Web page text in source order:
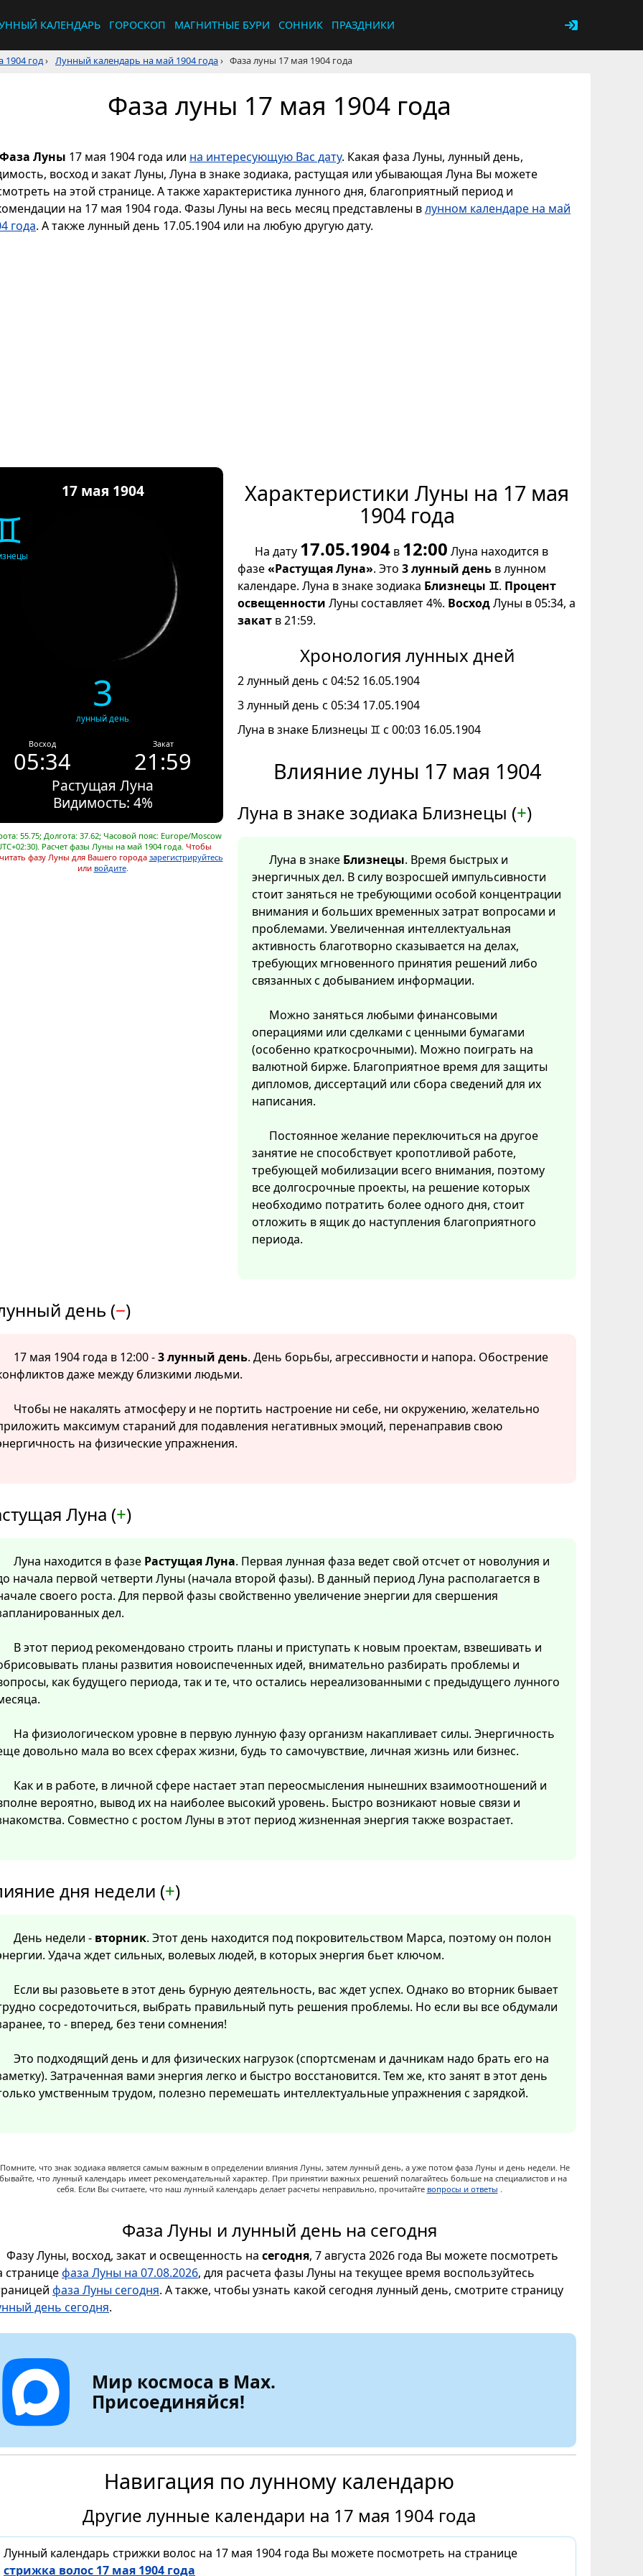
КАЛЕНДАРЬ ГОРОСКОП МАГНИТНЫЕ БУРИ СОННИК ПРАЗДНИКИ
1904 год› Лунный календарь на май 1904 года› Фаза луны 17 мая 1904 года
Фаза луны 17 мая 1904 года
Фаза Луны 17 мая 1904 года или на интересующую Вас дату. Какая фаза Луны, лунный день,
восход и закат Луны, Луна в знаке зодиака, растущая или убывающая Луна Вы можете
на этой странице. А также характеристика лунного дня, благоприятный период и
на 17 мая 1904 года. Фазы Луны на весь месяц представлены влунном календаре на май
года. А также лунный день 17.05.1904 или на любую другую дату.
17 мая 1904
3
лунный день
Восход
05:34
Закат
21:59
Растущая Луна
Видимость: 4%
55.75; Долгота: 37.62; Часовой пояс: Europe/Moscow
Расчет фазы Луны на май 1904 года. Чтобы
фазу Луны для Вашего города зарегистрируйтесь
или войдите.
Характеристики Луны на 17 мая
1904 года
На дату 17.05.1904 в 12:00 Луна находится в
фазе«Растущая Луна». Это 3 лунный день в лунном
календаре. Луна в знаке зодиака Близнецы ♊. Процент
освещенности Луны составляет 4%. ВосходЛуны в 05:34, а
закат в 21:59.
Хронология лунных дней
2 лунный день с 04:52 16.05.1904
3 лунный день с 05:34 17.05.1904
Луна в знаке Близнецы ♊ с 00:03 16.05.1904
Влияние луны 17 мая 1904
Луна в знаке зодиака Близнецы (+)
Луна в знаке Близнецы. Время быстрых и
энергичных дел. В силу возросшей импульсивности
стоит заняться не требующими особой концентрации
внимания и больших временных затрат вопросами и
проблемами. Увеличенная интеллектуальная
активность благотворно сказывается на делах,
требующих мгновенного принятия решений либо
связанных с добыванием информации.
Можно заняться любыми финансовыми
операциями или сделками с ценными бумагами
(особенно краткосрочными). Можно поиграть на
валютной бирже. Благоприятное время для защиты
дипломов, диссертаций или сбора сведений для их
написания.
Постоянное желание переключиться на другое
занятие не способствует кропотливой работе,
требующей мобилизации всего внимания, поэтому
все долгосрочные проекты, на решение которых
необходимо потратить более одного дня, стоит
отложить в ящик до наступления благоприятного
периода.
день (−)
17 мая 1904 года в 12:00 -3 лунный день. День борьбы, агрессивности и напора. Обострение
даже между близкими людьми.
Чтобы не накалять атмосферу и не портить настроение ни себе, ни окружению, желательно
максимум стараний для подавления негативных эмоций, перенаправив свою
на физические упражнения.
Луна (+)
Луна находится в фазе Растущая Луна. Первая лунная фаза ведет свой отсчет от новолуния и
начала первой четверти Луны (начала второй фазы). В данный период Луна располагается в
своего роста. Для первой фазы свойственно увеличение энергии для свершения
дел.
В этот период рекомендовано строить планы и приступать к новым проектам, взвешивать и
планы развития новоиспеченных идей, внимательно разбирать проблемы и
как будущего периода, так и те, что остались нереализованными с предыдущего лунного
На физиологическом уровне в первую лунную фазу организм накапливает силы. Энергичность
довольно мала во всех сферах жизни, будь то самочувствие, личная жизнь или бизнес.
Как и в работе, в личной сфере настает этап переосмысления нынешних взаимоотношений и
вероятно, вывод их на наиболее высокий уровень. Быстро возникают новые связи и
Совместно с ростом Луны в этот период жизненная энергия также возрастает.
дня недели (+)
День недели - вторник. Этот день находится под покровительством Марса, поэтому он полон
Удача ждет сильных, волевых людей, в которых энергия бьет ключом.
Если вы разовьете в этот день бурную деятельность, вас ждет успех. Однако во вторник бывает
сосредоточиться, выбрать правильный путь решения проблемы. Но если вы все обдумали
то - вперед, без тени сомнения!
Это подходящий день и для физических нагрузок (спортсменам и дачникам надо брать его на
Затраченная вами энергия легко и быстро восстановится. Тем же, кто занят в этот день
умственным трудом, полезно перемешать интеллектуальные упражнения с зарядкой.
Помните, что знак зодиака является самым важным в определении влияния Луны, затем лунный день, а уже потом фаза Луны и день недели. Не
что лунный календарь имеет рекомендательный характер. При принятии важных решений полагайтесь больше на специалистов и на
себя. Если Вы считаете, что наш лунный календарь делает расчеты неправильно, прочитайте вопросы и ответы .
Фаза Луны и лунный день на сегодня
Фазу Луны, восход, закат и освещенность на сегодня, 7 августа 2026 года Вы можете посмотреть
страницефаза Луны на 07.08.2026, для расчета фазы Луны на текущее время воспользуйтесь
фаза Луны сегодня. А также, чтобы узнать какой сегодня лунный день, смотрите страницу
день сегодня.
Мир космоса в Max.
Присоединяйся!
Навигация по лунному календарю
Другие лунные календари на 17 мая 1904 года
Лунный календарь стрижки волос на 17 мая 1904 года Вы можете посмотреть на странице
стрижка волос 17 мая 1904 года